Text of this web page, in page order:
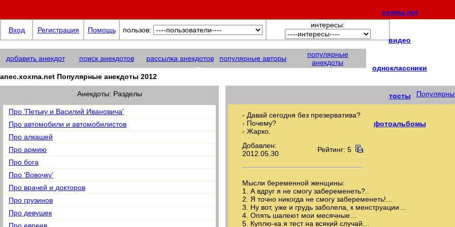
anec.xoxma@net
xoxma.net
видео
одноклассники
тосты
фотоальбомы
Вход Регистрация Помощь пользов:
интересы:
добавить анекдот поиск анекдотов рассылка анекдотов популярные авторы
популярные
анекдоты
anec.xoxma.net Популярные анекдоты 2012
Анекдоты: Разделы
Про 'Петьку и Василий Ивановича'
Про автомобили и автомобилистов
Про алкашей
Про армию
Про бога
Про 'Вовочку'
Про врачей и докторов
Про грузинов
Про девушек
Про евреев
- Давай сегодня без презерватива?
- Почему?
- Жарко.
Добавлен:
2012.05.30
Рейтинг: 5
Мысли беременной женщины:
1. А вдруг я не смогу забеременеть?..
2. Я точно никогда не смогу забеременеть!...
3. Ну вот, уже и грудь заболела, к менструации…
4. Опять шалеют мои месячные…
5. Куплю-ка я тест на всякий случай…